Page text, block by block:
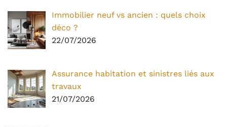
Immobilier neuf vs ancien : quels choix
déco ?
22/07/2026
Assurance habitation et sinistres liés aux
travaux
21/07/2026